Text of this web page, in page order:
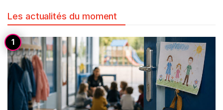
Les actualités du moment